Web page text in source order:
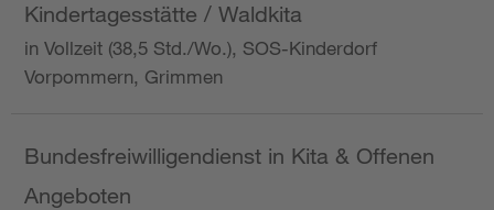
Kindertagesstätte / Waldkita
in Vollzeit (38,5 Std./Wo.), SOS-Kinderdorf
Vorpommern, Grimmen
Bundesfreiwilligendienst in Kita & Offenen
Angeboten